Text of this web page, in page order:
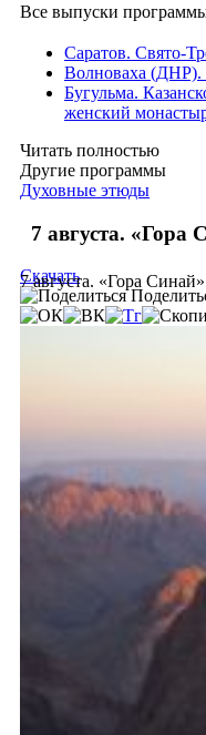
Все выпуски
Саратов. Свято-
Волноваха (ДНР).
Бугульма.
женский
Читать полностью
Другие программы
Духовные этюды
7 августа. «Гора
7 августа. «Гора Синай»
Скачать